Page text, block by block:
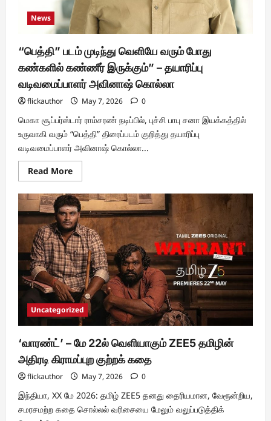
News
“பெத்தி” படம் முடிந்து வெளியே வரும் போது
கண்களில் கண்ணீர் இருக்கும்” – தயாரிப்பு
வடிவமைப்பாளர் அவினாஷ் கொல்லா
flickauthor May 7, 2026 0
மெகா சூப்பர்ஸ்டார் ராம்சரண் நடிப்பில், புச்சி பாபு சனா இயக்கத்தில்
உருவாகி வரும் “பெத்தி” திரைப்படம் குறித்து தயாரிப்பு
வடிவமைப்பாளர் அவினாஷ் கொல்லா...
Read MoreRead
more
“பெத்தி”
படம்
முடிந்து
வெளியே
வரும்
போது
கண்களில்
கண்ணீர்
இருக்கும்”
–
தயாரிப்பு
வடிவமைப்பாளர்
அவினாஷ்
கொல்லா
Uncategorized
‘வாரண்ட்’ – மே 22ல் வெளியாகும் ZEE5 தமிழின்
அதிரடி கிராமப்புற குற்றக் கதை
flickauthor May 7, 2026 0
இந்தியா, XX மே 2026: தமிழ் ZEE5 தனது தைரியமான, வேரூன்றிய,
சமரசமற்ற கதை சொல்லல் வரிசையை மேலும் வலுப்படுத்திக்